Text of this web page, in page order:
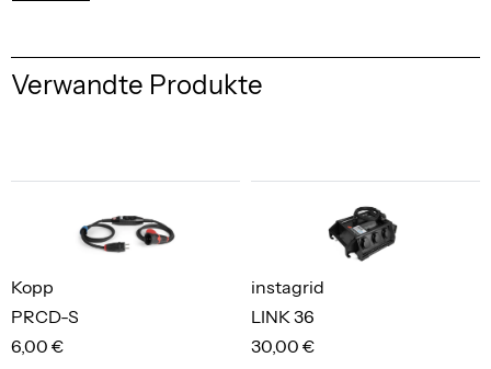
Verwandte Produkte
PRCD-S
Kopp
6,00 €
LINK 36
instagrid
30,00 €